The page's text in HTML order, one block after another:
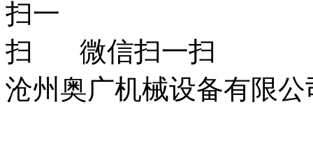
微信扫一扫
沧州奥广机械设备有限公